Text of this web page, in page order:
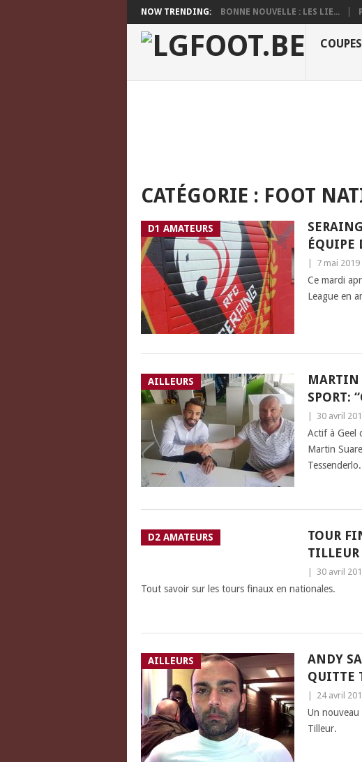
NOW TRENDING: BONNE NOUVELLE : LES LIE...
COUPES
CATÉGORIE : FOOT
D1 AMATEURS
ÉQUIPE
7 mai 2019
Ce mardi
League en
AILLEURS
MARTIN
SPORT:
30 avril
Actif à Geel
Martin
Tessenderlo.
D2 AMATEURS
TOUR
TILLEUR
30 avril
Tout savoir sur les tours finaux en nationales.
AILLEURS
ANDY
QUITTE
24 avril
Un nouveau
Tilleur.